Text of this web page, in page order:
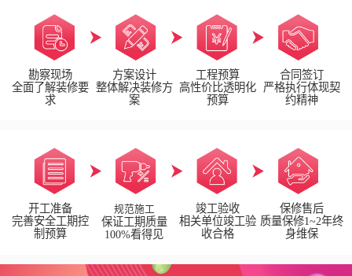
勘察现场
全面了解装修要
求
方案设计
整体解决装修方
案
工程预算
高性价比透明化
预算
合同签订
严格执行体现契
约精神
开工准备
完善安全工期控
制预算
规范施工
保证工期质量
100%看得见
竣工验收
相关单位竣工验
收合格
保修售后
质量保修1~2年终
身维保